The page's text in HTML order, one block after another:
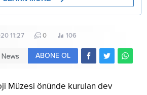
11:27 0 106
ABONE OL
Müzesi önünde kurulan dev